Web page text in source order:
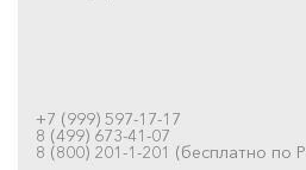
+7 (999) 597-17-17
8 (499) 673-41-07
8 (800) 201-1-201 (бесплатно по